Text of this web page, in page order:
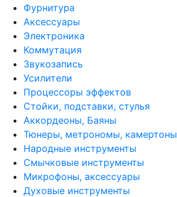
Фурнитура
Аксессуары
Электроника
Коммутация
Звукозапись
Усилители
Процессоры эффектов
Стойки, подставки, стулья
Аккордеоны, Баяны
Тюнеры, метрономы, камертоны
Народные инструменты
Смычковые инструменты
Микрофоны, аксессуары
Духовые инструменты